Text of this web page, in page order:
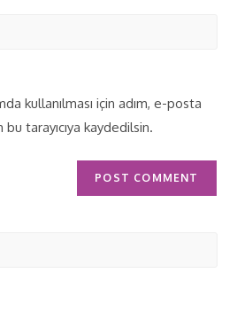
kullanılması için adım, e-posta
tarayıcıya kaydedilsin.